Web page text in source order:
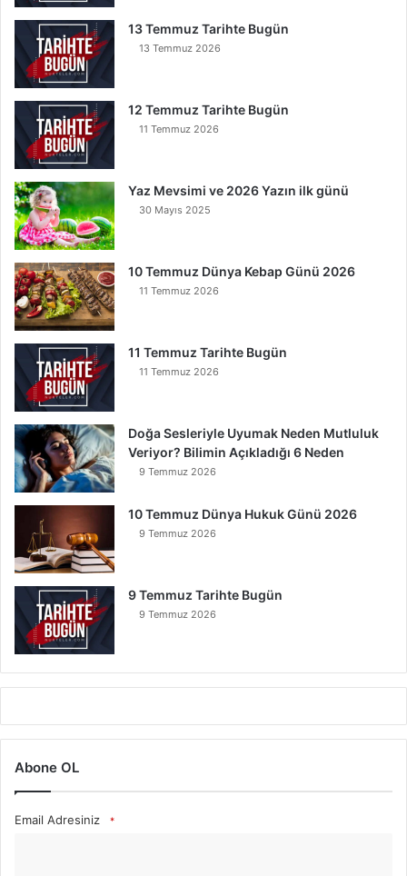
B
u
n
k
a
n
K
u
r
t
u
l
u
r
13 Temmuz Tarihte Bugün
13 Temmuz 2026
12 Temmuz Tarihte Bugün
11 Temmuz 2026
Yaz Mevsimi ve 2026 Yazın ilk günü
30 Mayıs 2025
10 Temmuz Dünya Kebap Günü 2026
11 Temmuz 2026
11 Temmuz Tarihte Bugün
11 Temmuz 2026
Doğa Sesleriyle Uyumak Neden Mutluluk
Veriyor? Bilimin Açıkladığı 6 Neden
9 Temmuz 2026
10 Temmuz Dünya Hukuk Günü 2026
9 Temmuz 2026
9 Temmuz Tarihte Bugün
9 Temmuz 2026
Abone OL
Email Adresiniz *